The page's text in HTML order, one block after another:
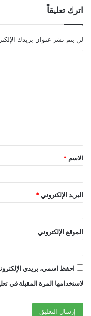
اترك تعليقاً
لن يتم نشر عنوان بريدك
الاسم *
البريد الإلكتروني*
الموقع الإلكتروني
احفظ اسمي، بريدي
لاستخدامها المرة المقبلة في